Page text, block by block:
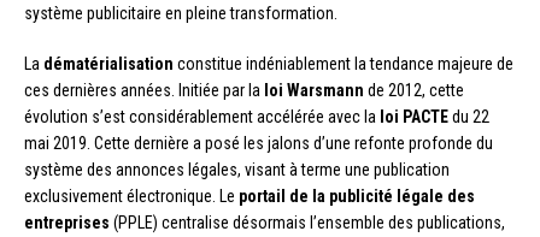
système publicitaire en pleine transformation.
La dématérialisation constitue indéniablement la tendance majeure de
ces dernières années. Initiée par la loi Warsmann de 2012, cette
évolution s’est considérablement accélérée avec la loi PACTEdu 22
mai 2019. Cette dernière a posé les jalons d’une refonte profonde du
système des annonces légales, visant à terme une publication
exclusivement électronique. Le portail de la publicité légale des
entreprises (PPLE) centralise désormais l’ensemble des publications,